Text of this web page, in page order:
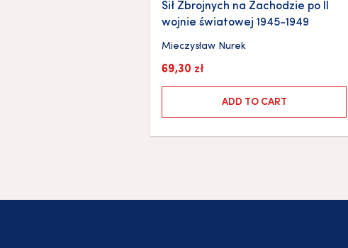
Sił Zbrojnych na Zachodzie po II
wojnie światowej 1945-1949
Mieczysław Nurek
69,30 zł
ADD TO CART